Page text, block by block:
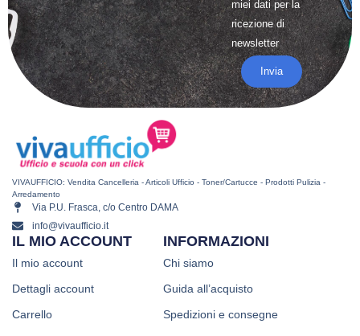
miei dati per la
ricezione di
newsletter
Invia
VIVAUFFICIO: Vendita Cancelleria - Articoli Ufficio - Toner/Cartucce - Prodotti Pulizia -
Arredamento
Via P.U. Frasca, c/o Centro DAMA
info@vivaufficio.it
INFORMAZIONI
Chi siamo
Guida all’acquisto
Spedizioni e consegne
IL MIO ACCOUNT
Il mio account
Dettagli account
Carrello